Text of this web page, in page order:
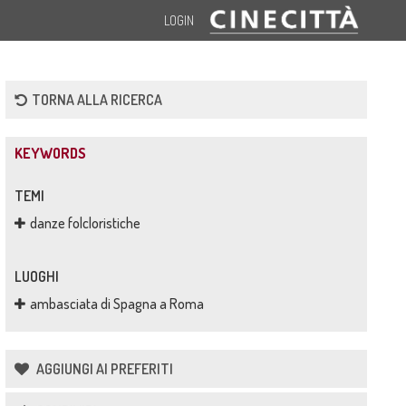
LOGIN
TORNA ALLA RICERCA
KEYWORDS
TEMI
danze folcloristiche
LUOGHI
ambasciata di Spagna a Roma
AGGIUNGI AI PREFERITI